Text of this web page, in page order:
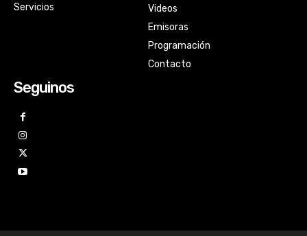
Servicios
Videos
Emisoras
Programación
Contacto
Seguinos